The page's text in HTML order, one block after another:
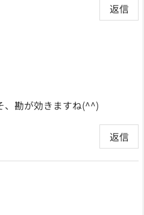
返信
、勘が効きますね(^^)
返信